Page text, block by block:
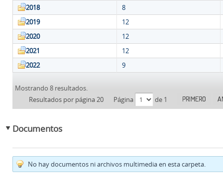
2018
8
2019
12
2020
12
2021
12
2022
9
Mostrando 8 resultados.
Resultados por página 20
Página de 1 PRIMERO
Documentos
No hay documentos ni archivos multimedia en esta carpeta.